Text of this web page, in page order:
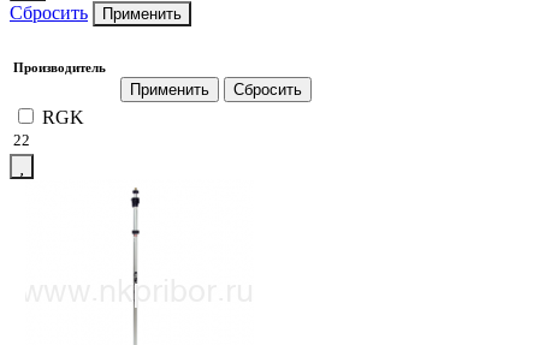
Сбросить Применить
Производитель
RGK
22